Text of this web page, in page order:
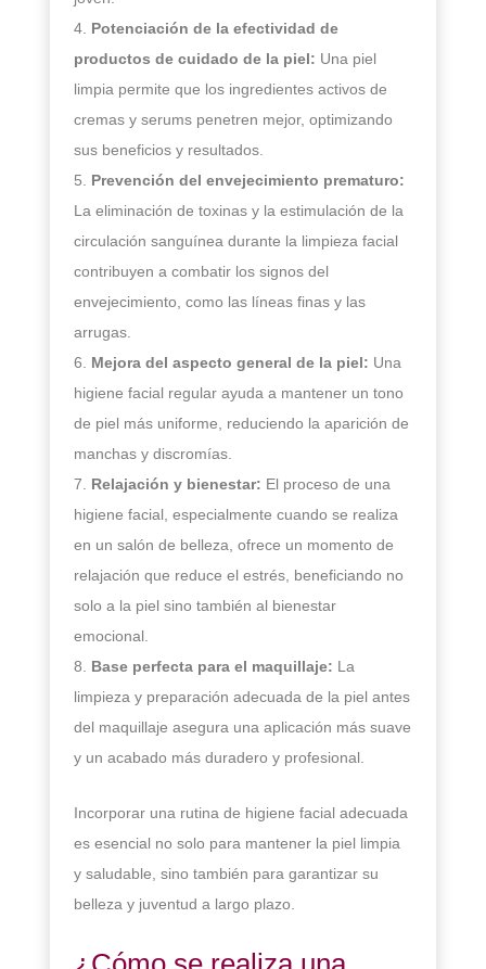
Potenciación de la efectividad de
productos de cuidado de la piel: Una piel
limpia permite que los ingredientes activos de
cremas y serums penetren mejor, optimizando
sus beneficios y resultados.
Prevención del envejecimiento prematuro:
La eliminación de toxinas y la estimulación de la
circulación sanguínea durante la limpieza facial
contribuyen a combatir los signos del
envejecimiento, como las líneas finas y las
arrugas.
Mejora del aspecto general de la piel: Una
higiene facial regular ayuda a mantener un tono
de piel más uniforme, reduciendo la aparición de
manchas y discromías.
Relajación y bienestar: El proceso de una
higiene facial, especialmente cuando se realiza
en un salón de belleza, ofrece un momento de
relajación que reduce el estrés, beneficiando no
solo a la piel sino también al bienestar
emocional.
Base perfecta para el maquillaje: La
limpieza y preparación adecuada de la piel antes
del maquillaje asegura una aplicación más suave
y un acabado más duradero y profesional.
Incorporar una rutina de higiene facial adecuada
es esencial no solo para mantener la piel limpia
y saludable, sino también para garantizar su
belleza y juventud a largo plazo.